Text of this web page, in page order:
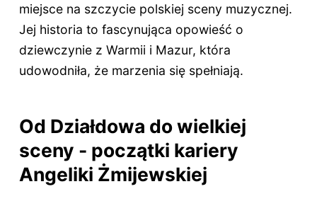
miejsce na szczycie polskiej sceny muzycznej.
Jej historia to fascynująca opowieść o
dziewczynie z Warmii i Mazur, która
udowodniła, że marzenia się spełniają.
Od Działdowa do wielkiej
sceny - początki kariery
Angeliki Żmijewskiej